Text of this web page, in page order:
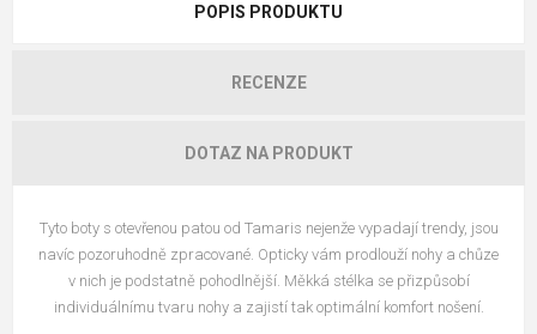
POPIS PRODUKTU
RECENZE
DOTAZ NA PRODUKT
Tyto boty s otevřenou patou od Tamaris nejenže vypadají trendy, jsou
navíc pozoruhodně zpracované. Opticky vám prodlouží nohy a chůze
v nich je podstatně pohodlnější. Měkká stélka se přizpůsobí
individuálnímu tvaru nohy a zajistí tak optimální komfort nošení.